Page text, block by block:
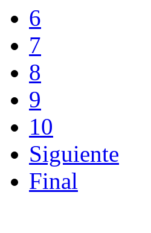
6
7
8
9
10
Siguiente
Final